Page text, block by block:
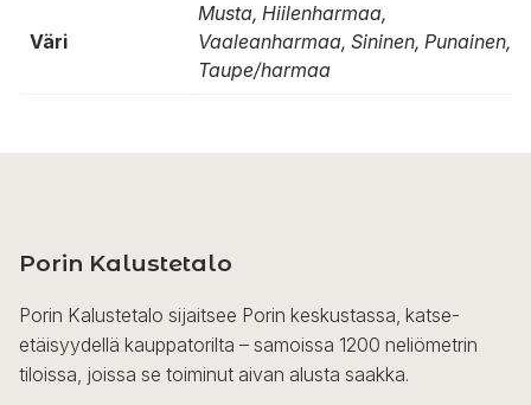
Väri
Musta, Hiilenharmaa,
Vaaleanharmaa, Sininen, Punainen,
Taupe/harmaa
Porin Kalustetalo
Porin Kalustetalo sijaitsee Porin keskustassa, katse-
etäisyydellä kauppatorilta – samoissa 1200 neliömetrin
tiloissa, joissa se toiminut aivan alusta saakka.